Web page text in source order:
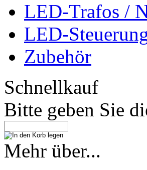
LED-Trafos /
LED-
Zubehör
Schnellkauf
Bitte geben Sie
Mehr über...